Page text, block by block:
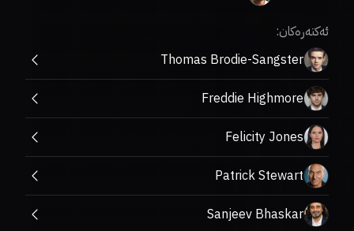
ئەکتەرەکان:
Thomas Brodie-Sangster
Freddie Highmore
Felicity Jones
Patrick Stewart
Sanjeev Bhaskar